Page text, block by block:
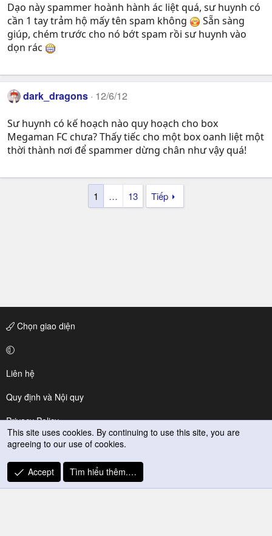
Dạo này spammer hoành hành ác liệt quá, sư huynh có
cần 1 tay trảm hộ mấy tên spam không
Sẵn sàng
giúp, chém trước cho nó bớt spam rồi sư huynh vào
dọn rác
dark_dragons 12/6/12
Sư huynh có kế hoạch nào quy hoạch cho box
Megaman FC chưa? Thấy tiếc cho một box oanh liệt một
thời thành nơi để spammer dừng chân như vậy quá!
1 … 13 Tiếp
Chọn giao diện
Liên hệ
Quy định và Nội quy
Privacy Policy
Trợ giúp
R
S
This site uses cookies. By continuing to use this site, you are
agreeing to our use of cookies.
Accept Tìm hiểu thêm.…